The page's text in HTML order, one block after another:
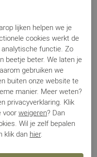
lijken helpen we je
cookies werkt de
functie. Zo
beetje beter. We laten je
gebruiken we
buiten onze website te
manier. Meer weten?
privacyverklaring. Klik
voor weigeren? Dan
Wil je zelf bepalen
klik dan hier.